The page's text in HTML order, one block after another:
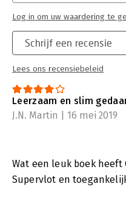
Schrijf een recensie
Lees ons recensiebeleid
Log in om uw waardering te
Leerzaam en slim
J.N. Martin | 16 mei 2019
Wat een leuk boek heeft
Supervlot en